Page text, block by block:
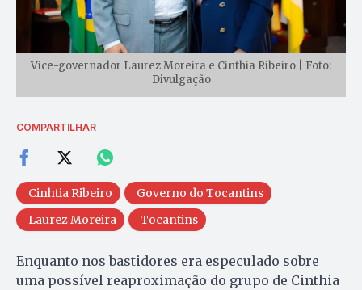
Vice-governador Laurez Moreira e Cinthia Ribeiro | Foto:
Divulgação
COMPARTILHAR
Cinhtia Ribeiro
Governo do Tocantins
Laurez Moreira
Tocantins
Enquanto nos bastidores era especulado sobre
uma possível reaproximação do grupo de Cinthia